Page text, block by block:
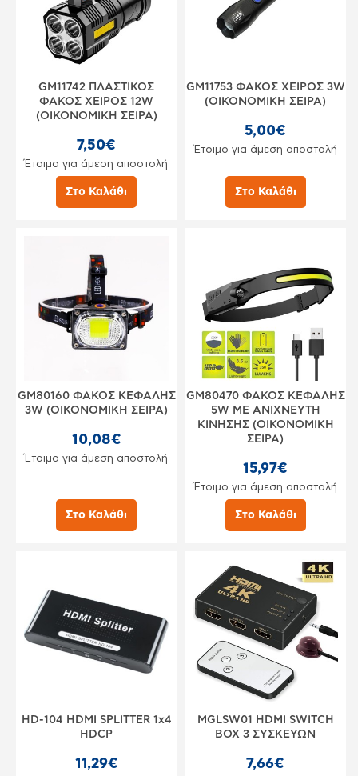
GM11742 ΠΛΑΣΤΙΚΟΣ
ΦΑΚΟΣ ΧΕΙΡΟΣ 12W
(ΟΙΚΟΝΟΜΙΚΗ ΣΕΙΡΑ)
7,50€
Έτοιμο για άμεση αποστολή
Στο Καλάθι
GM11753 ΦΑΚΟΣ ΧΕΙΡΟΣ 3W
(ΟΙΚΟΝΟΜΙΚΗ ΣΕΙΡΑ)
5,00€
Έτοιμο για άμεση αποστολή
Στο Καλάθι
GM80160 ΦΑΚΟΣ ΚΕΦΑΛΗΣ
3W (ΟΙΚΟΝΟΜΙΚΗ ΣΕΙΡΑ)
10,08€
Έτοιμο για άμεση αποστολή
Στο Καλάθι
GM80470 ΦΑΚΟΣ ΚΕΦΑΛΗΣ
5W ME ANIXNEYTH
ΚΙΝΗΣΗΣ (ΟΙΚΟΝΟΜΙΚΗ
ΣΕΙΡΑ)
15,97€
Έτοιμο για άμεση αποστολή
Στο Καλάθι
HD-104 HDMI SPLITTER 1x4
HDCP
11,29€
MGLSW01 HDMI SWITCH
BOX 3 ΣΥΣΚΕΥΩΝ
7,66€